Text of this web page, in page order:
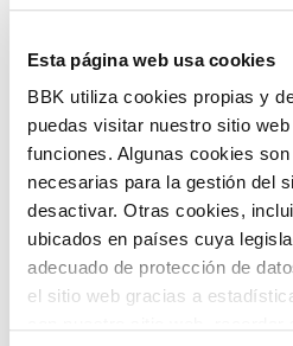
Esta página web usa cookies
BBK utiliza cookies propias y
puedas visitar nuestro sitio
funciones. Algunas cookies
necesarias para la gestión del
desactivar. Otras cookies,
ubicados en países cuya
adecuado de protección de
el sitio web gracias a
COMPARTIR